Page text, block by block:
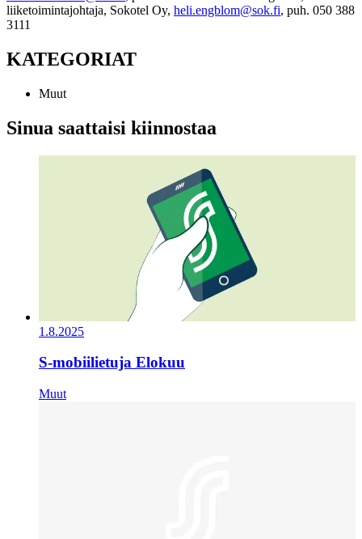
liiketoimintajohtaja, Sokotel Oy, heli.engblom@sok.fi, puh. 050 388
3111
KATEGORIAT
Muut
Sinua saattaisi kiinnostaa
1.8.2025
S-mobiilietuja Elokuu
Muut